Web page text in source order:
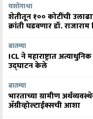
यशोगाथा
शेतीतून १०० कोटींची
क्रांती घडवणार डॉ. राजाराम
बातम्या
ICL ने महाराष्ट्रात
उद्घाटन केले
बातम्या
भारताच्या ग्रामीण
अ‍ॅग्रीव्होल्टाईक्सची आशा